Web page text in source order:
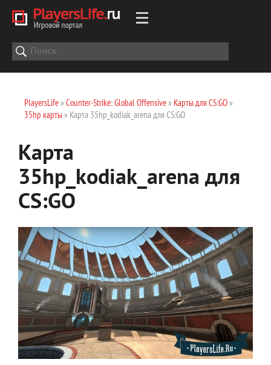
PlayersLife» Counter-Strike: Global Offensive» Карты для CS:GO»
35hp карты» Карта 35hp_kodiak_arena для CS:GO
Карта
35hp_kodiak_arena для
CS:GO